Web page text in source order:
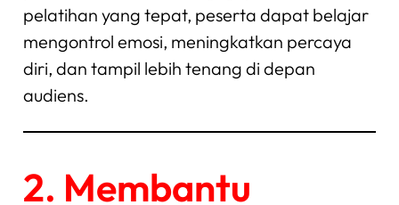
pelatihan yang tepat, peserta dapat belajar
mengontrol emosi, meningkatkan percaya
diri, dan tampil lebih tenang di depan
audiens.
2. Membantu